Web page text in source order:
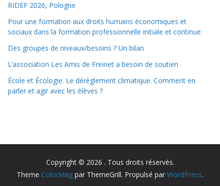
RIDEF 2026, Pologne
Pour une formation aux droits humains économiques et
sociaux dans la formation professionnelle initiale et continue.
Des groupes de niveaux/besoins ? Un bilan
L’association Les Amis de Freinet a besoin de soutien
École et Écologie. Le dérèglement climatique. Comment en
parler et agir avec les élèves ?
Copyright © 2026 . Tous droits réservés.
Theme ColorMag par ThemeGrill. Propulsé par WordPress.